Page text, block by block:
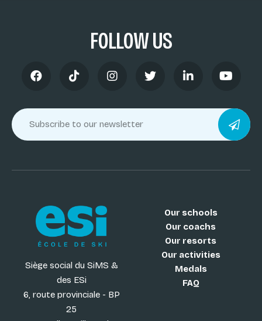
FOLLOW US
Siège social du SiMS &
des ESi
6, route provinciale - BP
25
Our schools
Our coachs
Our resorts
Our activities
Medals
FAQ